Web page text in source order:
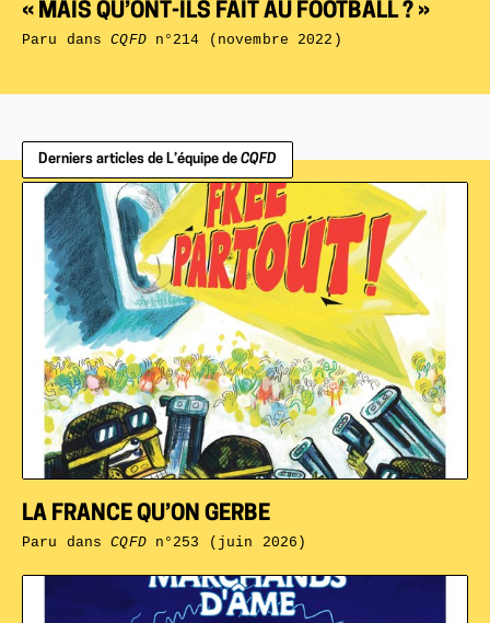
« MAIS QU’ONT-ILS FAIT AU FOOTBALL ? »
Paru dansCQFDn°214 (novembre 2022)
Derniers articles de L’équipe de CQFD
LA FRANCE QU’ON GERBE
Paru dansCQFDn°253 (juin 2026)